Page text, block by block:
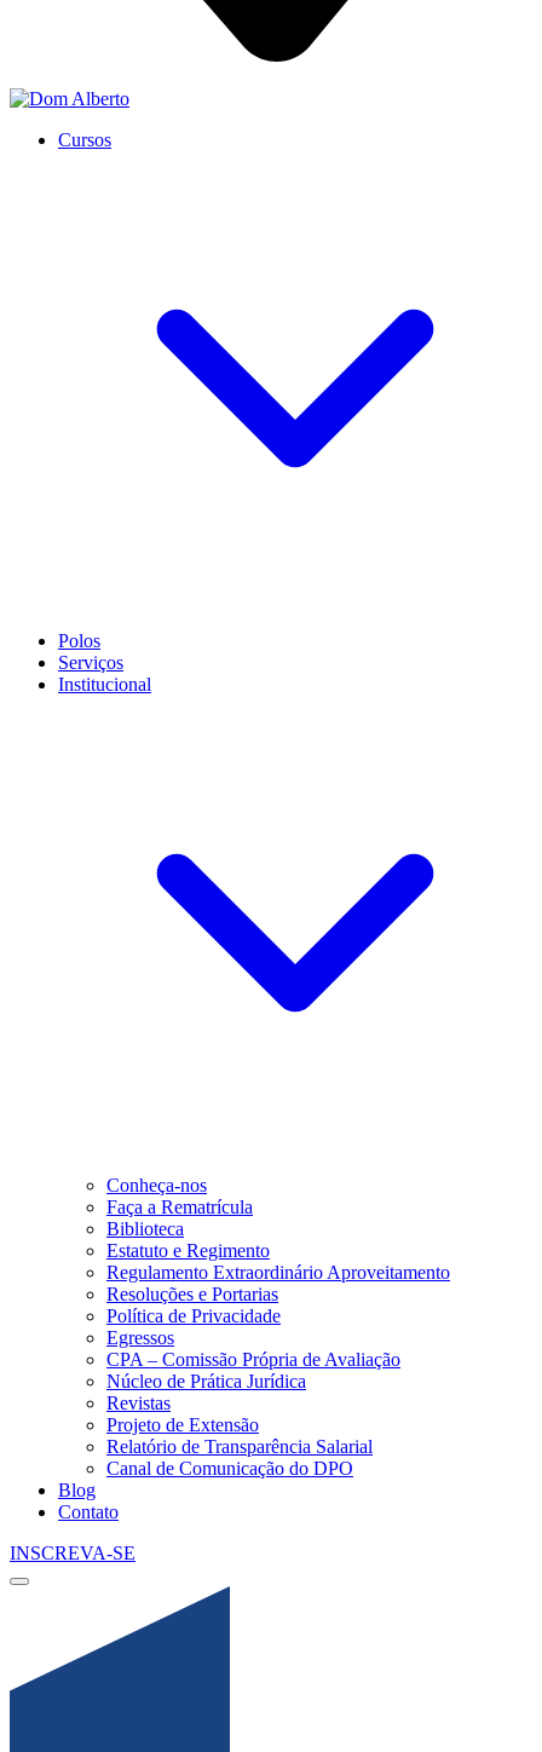
Cursos
Polos
Serviços
Institucional
Conheça-nos
Faça a Rematrícula
Biblioteca
Estatuto e Regimento
Regulamento Extraordinário Aproveitamento
Resoluções e Portarias
Política de Privacidade
Egressos
CPA – Comissão Própria de Avaliação
Núcleo de Prática Jurídica
Revistas
Projeto de Extensão
Relatório de Transparência Salarial
Canal de Comunicação do DPO
Blog
Contato
INSCREVA-SE